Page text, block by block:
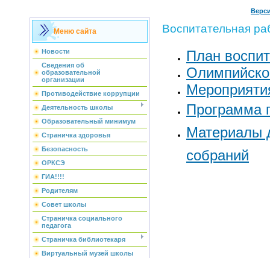
Меню сайта
Новости
Сведения об
образовательной
организации
Противодействие коррупции
Деятельность школы
Образовательный минимум
Страничка здоровья
Безопасность
ОРКСЭ
ГИА!!!!
Родителям
Совет школы
Страничка социального
педагога
Страничка библиотекаря
Виртуальный музей школы
Воспитательная
План
Программа
Материалы
собраний